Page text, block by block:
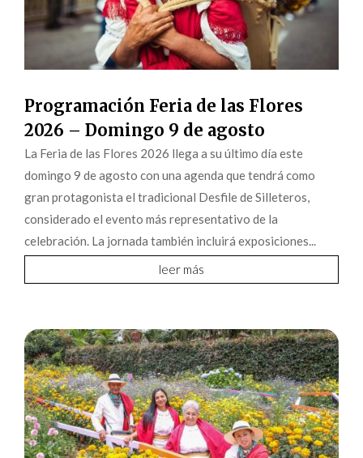
Programación Feria de las Flores
2026 – Domingo 9 de agosto
La Feria de las Flores 2026 llega a su último día este
domingo 9 de agosto con una agenda que tendrá como
gran protagonista el tradicional Desfile de Silleteros,
considerado el evento más representativo de la
celebración. La jornada también incluirá exposiciones...
leer más